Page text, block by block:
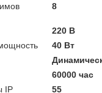
8
220 В
40 Вт
60000 час
IP
55